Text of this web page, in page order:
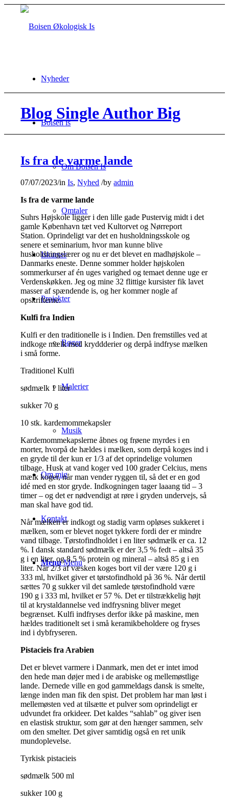
Nyheder
Boisen is
Om Boisen Is
Omtaler
Iskurser
Projekter
Bøger
Malerier
Musik
Om mig
Kontakt
Menu Menu
Blog Single Author Big
Is fra de varme lande
07/07/2023/inIs,Nyhed /byadmin
Is fra de varme lande
Suhrs Højskole ligger i den lille gade Pustervig midt i det
gamle København tæt ved Kultorvet og Nørreport
Station. Oprindeligt var det en husholdningsskole og
senere et seminarium, hvor man kunne blive
husholdningslærer og nu er det blevet en madhøjskole –
Danmarks eneste. Denne sommer holder højskolen
sommerkurser af én uges varighed og temaet denne uge er
Verdenskøkken. Jeg og mine 32 flittige kursister fik lavet
masser af spændende is, og her kommer nogle af
opskrifterne.
Kulfi fra Indien
Kulfi er den traditionelle is i Indien. Den fremstilles ved at
indkoge mælk med kryddderier og derpå indfryse mælken
i små forme.
Traditionel Kulfi
sødmælk 1 liter
sukker 70 g
10 stk. kardemommekapsler
Kardemommekapslerne åbnes og frøene myrdes i en
morter, hvorpå de hældes i mælken, som derpå koges ind i
en gryde til der kun er 1/3 af det oprindelige volumen
tilbage. Husk at vand koger ved 100 grader Celcius, mens
mælk koger, når man vender ryggen til, så det er en god
idé med en stor gryde. Indkogningen tager laaang tid – 3
timer – og det er nødvendigt at røre i gryden undervejs, så
man skal have god tid.
Når mælken er indkogt og stadig varm opløses sukkeret i
mælken, som er blevet noget tykkere fordi der er mindre
vand tilbage. Tørstofindholdet i en liter sødmælk er ca. 12
%. I dansk standard sødmælk er der 3,5 % fedt – altså 35
g i en liter, og 8,5 % protein og mineral – altså 85 g i en
liter. Når 2/3 af væsken koges bort vil der være 120 g i
333 ml, hvilket giver et tørstofindhold på 36 %. Når dertil
sættes 70 g sukker vil det samlede tørstofindhold være
190 g i 333 ml, hvilket er 57 %. Det er tilstrækkelig højt
til at krystaldannelse ved indfrysning bliver meget
begrænset. Kulfi indfryses derfor ikke på maskine, men
hældes traditionelt set i små keramikbeholdere og fryses
ind i dybfryseren.
Pistacieis fra Arabien
Det er blevet varmere i Danmark, men det er intet imod
den hede man døjer med i de arabiske og mellemøstlige
lande. Dernede ville en god gammeldags dansk is smelte,
længe inden man fik den spist. Det problem har man løst i
mellemøsten ved at tilsætte et pulver som oprindeligt er
udvundet fra orkideer. Det kaldes “sahlab” og giver isen
en elastisk struktur, som gør at den hænger sammen, selv
om den smelter. Det giver samtidig også en ret unik
mundoplevelse.
Tyrkisk pistacieis
sødmælk 500 ml
sukker 100 g